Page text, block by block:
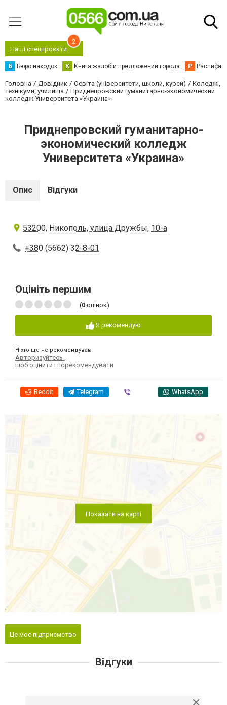
Наші спецпроєкти
2
Б Бюро находок К Книга жалоб и предложений города Р
Головна Довідник Освіта (університети, школи, курси)
Коледжі,
технікуми, училища
Приднепровский гуманитарно-экономический
колледж Университета «Украина»
Приднепровский гуманитарно-
экономический колледж
Университета «Украина»
Опис Відгуки
53200, Никополь, улица Дружбы, 10-а
+380 (5662) 32-8-01
Оцініть першим
(0 оцінок)
Я рекомендую
Ніхто ще не рекомендував
Авторизуйтесь
щоб оцінити і порекомендувати
Reddit Telegram WhatsApp
Показати на карті
Це моє підприємство
Відгуки